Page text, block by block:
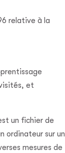
relative à la
et
un fichier de
ordinateur sur un
mesures de